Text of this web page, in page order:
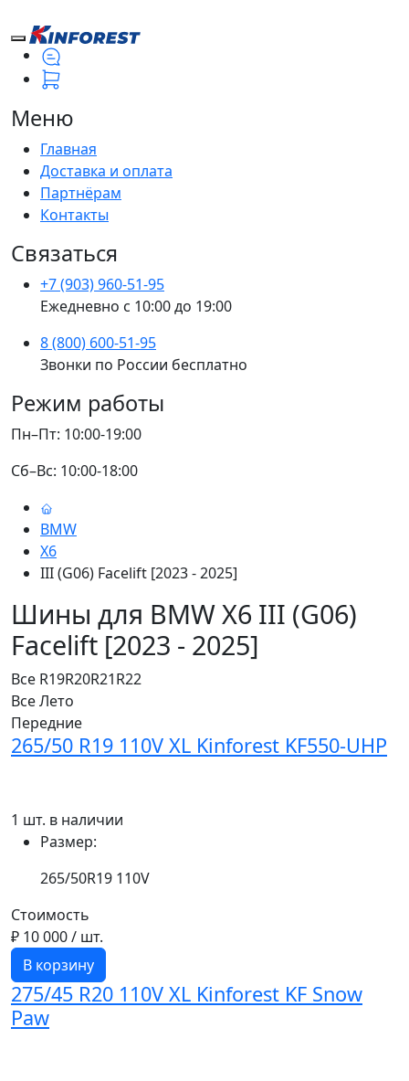
Меню
Главная
Доставка и оплата
Партнёрам
Контакты
Связаться
+7 (903) 960-51-95
Ежедневно с 10:00 до 19:00
8 (800) 600-51-95
Звонки по России бесплатно
Режим работы
Пн–Пт: 10:00-19:00
Сб–Вс: 10:00-18:00
BMW
X6
III (G06) Facelift [2023 - 2025]
Шины для BMW X6 III (G06)
Facelift [2023 - 2025]
Все R19R20R21R22
ВсеЛето
Передние
265/50 R19 110V XL Kinforest KF550-UHP
1 шт. в наличии
Размер:
265/50R19 110V
Стоимость
₽ 10 000/ шт.
В корзину
275/45 R20 110V XL Kinforest KF Snow
Paw